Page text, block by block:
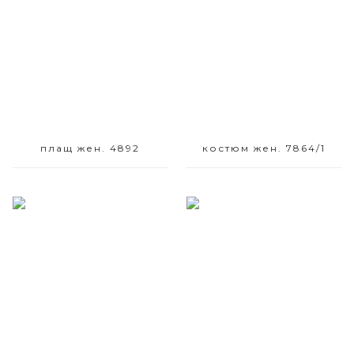
плащ жен. 4892 костюм жен. 7864/1